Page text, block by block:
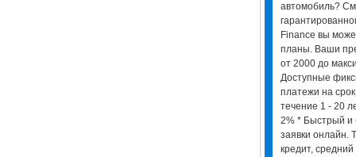
автомобиль?
Finance вы
планы. Ваши
от 2000 до
Доступные
платежи на
течение 1 - 20
2% * Быстрый и
заявки онлайн.
кредит,